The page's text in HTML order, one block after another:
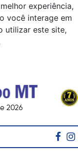
experiência,
você interage em
utilizar este site,
2026